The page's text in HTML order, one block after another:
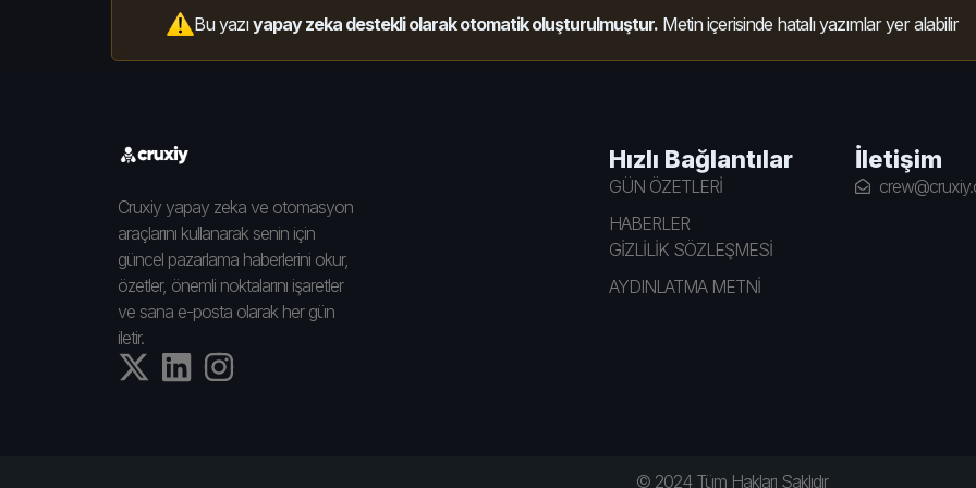
Bu yazıyapay zeka destekli olarak otomatik oluşturulmuştur. Metin içerisinde hatalı yazımlar yer alabilir
Cruxiy yapay zeka ve otomasyon
araçlarını kullanarak senin için
güncel pazarlama haberlerini okur,
özetler, önemli noktalarını işaretler
ve sana e-posta olarak her gün
iletir.
Hızlı Bağlantılar
GÜN ÖZETLERİ
HABERLER
GİZLİLİK SÖZLEŞMESİ
AYDINLATMA METNİ
İletişim
© 2024 Tüm Hakları Saklıdır